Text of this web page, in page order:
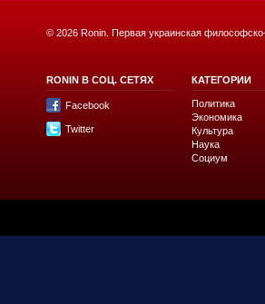
© 2026 Ronin. Первая украинская
RONIN В СОЦ. СЕТЯХ
Facebook
Twitter
КАТЕГОРИИ
Политика
Экономика
Культура
Наука
Социум